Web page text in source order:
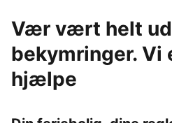
Vær vært helt
bekymringer. Vi
hjælpe